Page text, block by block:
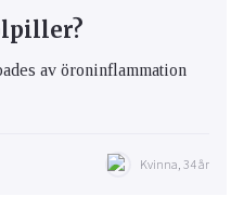
av öroninflammation
Kvinna, 34 år